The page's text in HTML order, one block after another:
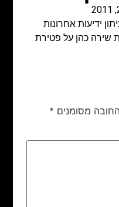
ידיעות אחרונות
שירה כהן על פטירת
מסומנים *